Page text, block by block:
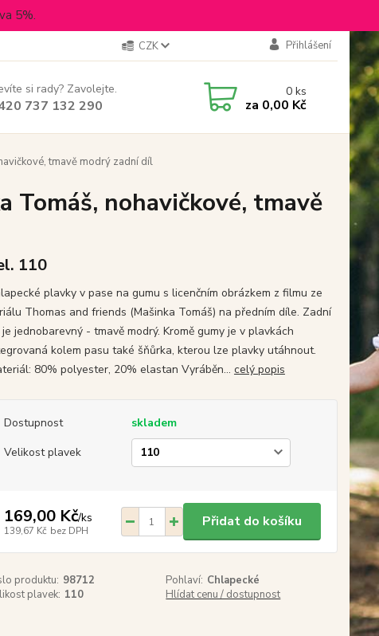
5%.
CZK Přihlášení
si rady? Zavolejte.
737 132 290
0ks
za 0,00 Kč
tmavě modrý zadní díl
Tomáš, nohavičkové, tmavě
110
plavky v pase na gumu s licenčním obrázkem z filmu ze
Thomas and friends (Mašinka Tomáš) na předním díle. Zadní
jednobarevný - tmavě modrý. Kromě gumy je v plavkách
kolem pasu také šňůrka, kterou lze plavky utáhnout.
80% polyester, 20% elastan Vyráběn... celý popis
Dostupnost
skladem
Velikost plavek
169,00 Kč/ks
139,67 Kč bez DPH
Přidat do košíku
produktu: 98712 Pohlaví: Chlapecké
plavek: 110 Hlídat cenu / dostupnost